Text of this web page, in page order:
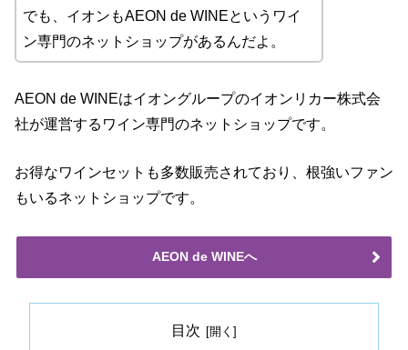
でも、イオンもAEON de WINEというワイ
ン専門のネットショップがあるんだよ。
AEON de WINEはイオングループのイオンリカー株式会
社が運営するワイン専門のネットショップです。
お得なワインセットも多数販売されており、根強いファン
もいるネットショップです。
AEON de WINEへ
目次